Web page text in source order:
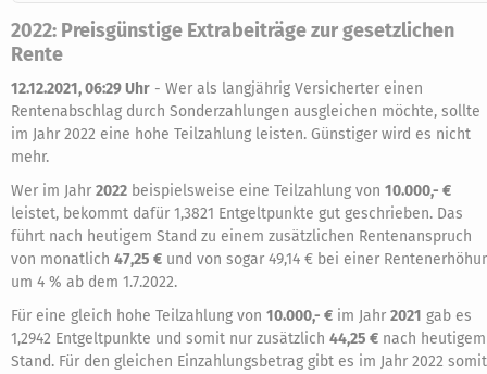
2022: Preisgünstige Extrabeiträge zur gesetzlichen
Rente
12.12.2021, 06:29 Uhr - Wer als langjährig Versicherter einen
Rentenabschlag durch Sonderzahlungen ausgleichen möchte, sollte
im Jahr 2022 eine hohe Teilzahlung leisten. Günstiger wird es nicht
mehr.
Wer im Jahr 2022 beispielsweise eine Teilzahlung von 10.000,- €
leistet, bekommt dafür 1,3821 Entgeltpunkte gut geschrieben. Das
führt nach heutigem Stand zu einem zusätzlichen Rentenanspruch
von monatlich 47,25 € und von sogar 49,14 € bei einer
um 4 % ab dem 1.7.2022.
Für eine gleich hohe Teilzahlung von 10.000,- € im Jahr 2021 gab es
1,2942 Entgeltpunkte und somit nur zusätzlich 44,25 € nach heutigem
Stand. Für den gleichen Einzahlungsbetrag gibt es im Jahr 2022 somit